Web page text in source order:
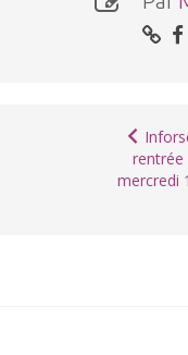
rentrée
mercredi